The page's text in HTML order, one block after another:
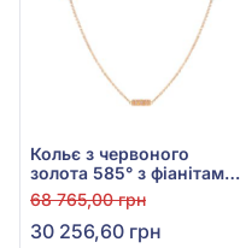
Кольє з червоного
золота 585° з фіанітами,
арт. 860441
68 765,00 грн
30 256,60 грн